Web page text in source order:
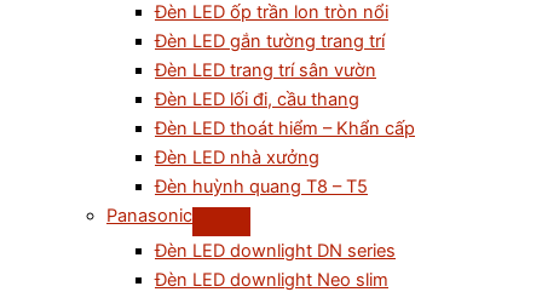
Đèn LED ốp trần lon tròn nổi
Đèn LED gắn tường trang trí
Đèn LED trang trí sân vườn
Đèn LED lối đi, cầu thang
Đèn LED thoát hiểm – Khẩn cấp
Đèn LED nhà xưởng
Đèn huỳnh quang T8 – T5
Panasonic
Đèn LED downlight DN series
Đèn LED downlight Neo slim